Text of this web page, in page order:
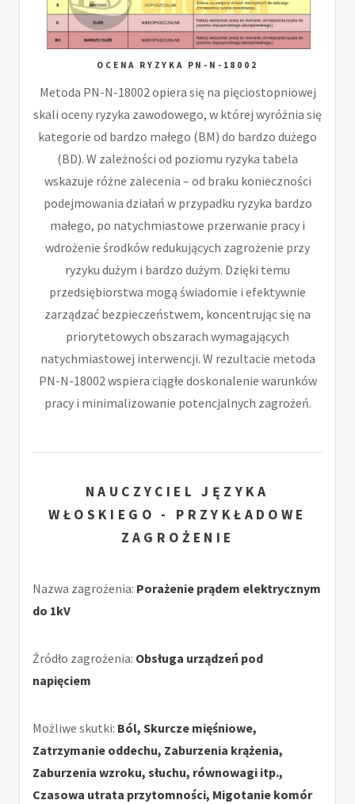
OCENA RYZYKA PN-N-18002
Metoda PN-N-18002 opiera się na pięciostopniowej
skali oceny ryzyka zawodowego, w której wyróżnia się
kategorie od bardzo małego (BM) do bardzo dużego
(BD). W zależności od poziomu ryzyka tabela
wskazuje różne zalecenia – od braku konieczności
podejmowania działań w przypadku ryzyka bardzo
małego, po natychmiastowe przerwanie pracy i
wdrożenie środków redukujących zagrożenie przy
ryzyku dużym i bardzo dużym. Dzięki temu
przedsiębiorstwa mogą świadomie i efektywnie
zarządzać bezpieczeństwem, koncentrując się na
priorytetowych obszarach wymagających
natychmiastowej interwencji. W rezultacie metoda
PN-N-18002 wspiera ciągłe doskonalenie warunków
pracy i minimalizowanie potencjalnych zagrożeń.
NAUCZYCIEL JĘZYKA
WŁOSKIEGO - PRZYKŁADOWE
ZAGROŻENIE
Nazwa zagrożenia: Porażenie prądem elektrycznym
do 1kV
Źródło zagrożenia: Obsługa urządzeń pod
napięciem
Możliwe skutki: Ból, Skurcze mięśniowe,
Zatrzymanie oddechu, Zaburzenia krążenia,
Zaburzenia wzroku, słuchu, równowagi itp.,
Czasowa utrata przytomności, Migotanie komór